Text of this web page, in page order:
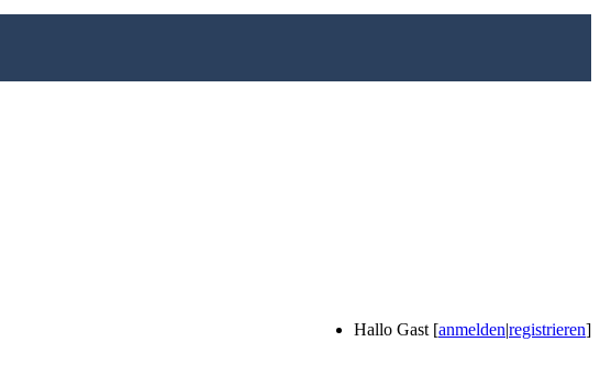
Hallo Gast [anmelden|registrieren]